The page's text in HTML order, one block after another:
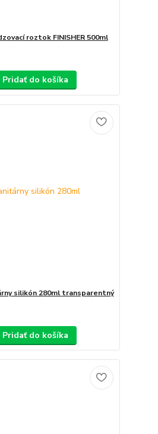
roztok FINISHER 500ml
Pridať do košíka
silikón 280ml transparentný
Pridať do košíka